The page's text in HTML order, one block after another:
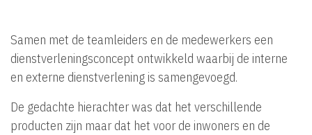
Samen met de teamleiders en de medewerkers een
dienstverleningsconcept ontwikkeld waarbij de interne
en externe dienstverlening is samengevoegd.
De gedachte hierachter was dat het verschillende
producten zijn maar dat het voor de inwoners en de